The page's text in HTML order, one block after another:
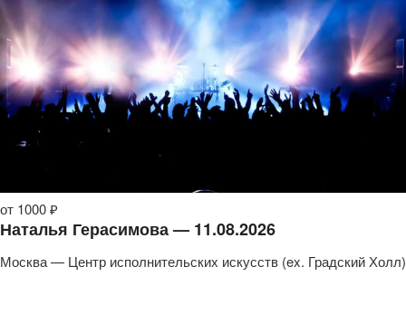
от 1000 ₽
Наталья Герасимова — 11.08.2026
Москва — Центр исполнительских искусств (ex. Градский Холл)